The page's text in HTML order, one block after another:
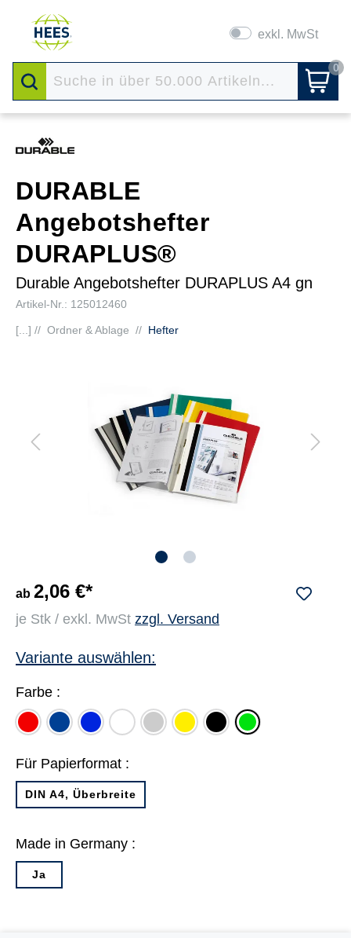
exkl. MwSt
0
DURABLE
Angebotshefter
DURAPLUS®
Durable Angebotshefter DURAPLUS A4 gn
Artikel-Nr.: 125012460
[...] // Ordner & Ablage // Hefter
ab 2,06 €*
je Stk / exkl. MwSt zzgl. Versand
Variante auswählen:
Farbe :
rot dunkelblau
blau weiß grau gelb schwarzgrün
Für Papierformat :
DIN A4, Überbreite
Made in Germany :
Ja